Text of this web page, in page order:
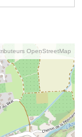
OpenStreetMap